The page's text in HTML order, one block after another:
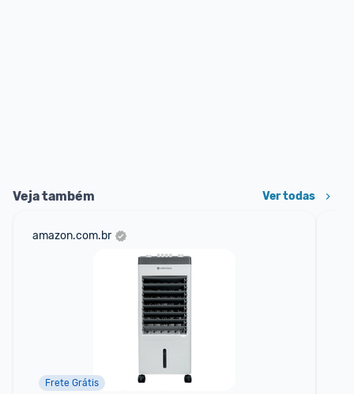
Veja também Ver todas
amazon.com.br
Frete Grátis